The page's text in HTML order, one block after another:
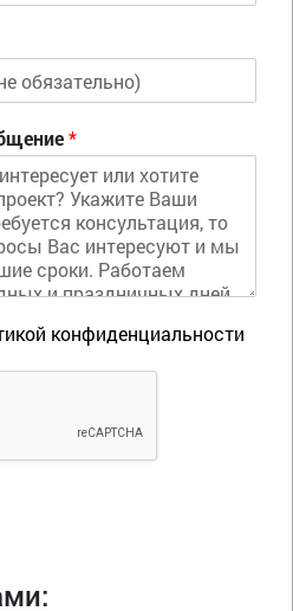
*
конфиденциальности